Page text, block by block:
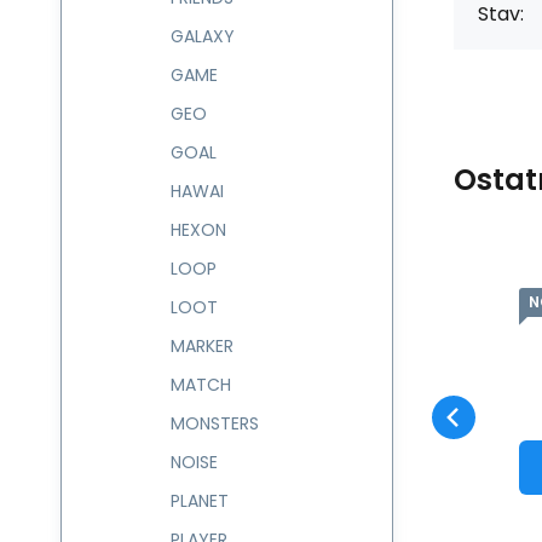
Stav:
NOVINKA
Batůžek 8 l BUGS
238387
GALAXY
GAME
GEO
GOAL
HAWAI
HEXON
LOOP
LOOT
MARKER
MATCH
MONSTERS
NOISE
PLANET